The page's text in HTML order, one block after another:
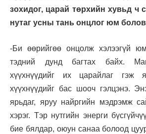
зохидог, царай төрхийн хувьд ч
нутаг усны тань онцлог юм
-Би өөрийгөө онцолж хэлээгүй
тэдний дунд багтах байх.
хүүхнүүдийг их царайлаг гэж
хүүхнүүдийг бас шооч гэлцэнэ.
ярьдаг, яруу найргийн мэдрэмж
хэрэг. Тэр нутгийн энерги
бие бялдар, оюун санаа болоод